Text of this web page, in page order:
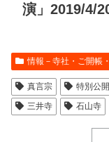
演」2019/4/
情報－寺社・ご開帳
真言宗 特別公開
三井寺
石山寺